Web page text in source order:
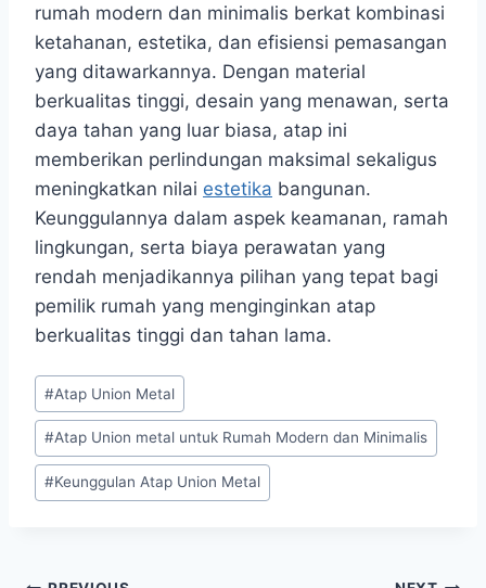
rumah modern dan minimalis berkat kombinasi
ketahanan, estetika, dan efisiensi pemasangan
yang ditawarkannya. Dengan material
berkualitas tinggi, desain yang menawan, serta
daya tahan yang luar biasa, atap ini
memberikan perlindungan maksimal sekaligus
meningkatkan nilai estetika bangunan.
Keunggulannya dalam aspek keamanan, ramah
lingkungan, serta biaya perawatan yang
rendah menjadikannya pilihan yang tepat bagi
pemilik rumah yang menginginkan atap
berkualitas tinggi dan tahan lama.
#Atap Union Metal
#Atap Union metal untuk Rumah Modern dan Minimalis
#Keunggulan Atap Union Metal